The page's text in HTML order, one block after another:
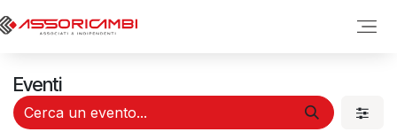
Eventi